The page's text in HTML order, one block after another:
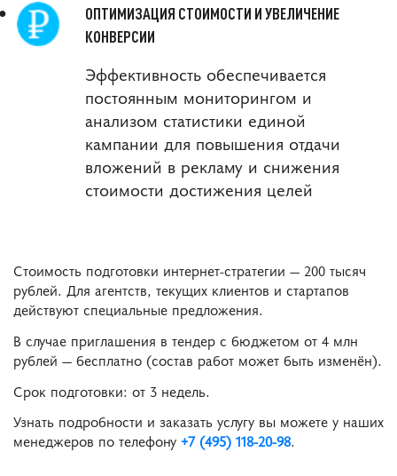
ОПТИМИЗАЦИЯ СТОИМОСТИ И УВЕЛИЧЕНИЕ
КОНВЕРСИИ
Эффективность обеспечивается
постоянным мониторингом и
анализом статистики единой
кампании для повышения отдачи
вложений в рекламу и снижения
стоимости достижения целей
Стоимость подготовки интернет-стратегии — 200 тысяч
рублей. Для агентств, текущих клиентов и стартапов
действуют специальные предложения.
В случае приглашения в тендер с бюджетом от 4 млн
рублей — бесплатно (состав работ может быть изменён).
Срок подготовки: от 3 недель.
Узнать подробности и заказать услугу вы можете у наших
менеджеров по телефону +7 (495) 118-20-98.